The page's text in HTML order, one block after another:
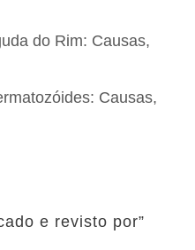
do Rim: Causas,
Causas,
e revisto por”